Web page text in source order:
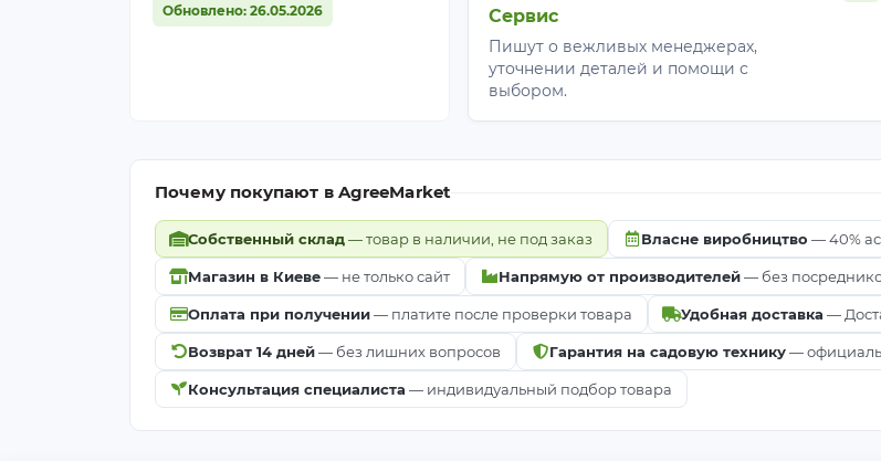
Обновлено: 26.05.2026
Сервис
Пишут о вежливых менеджерах,
уточнении деталей и помощи с
выбором.
Почему покупают в AgreeMarket
Собственный склад— товар в наличии, не под заказ Власне виробництво — 40%
Магазин в Киеве— не только сайт Напрямую от производителей— без
Оплата при получении— платите после проверки товара Удобная доставка —
Возврат 14 дней— без лишних вопросов Гарантия на садовую технику—
Консультация специалиста — индивидуальный подбор товара